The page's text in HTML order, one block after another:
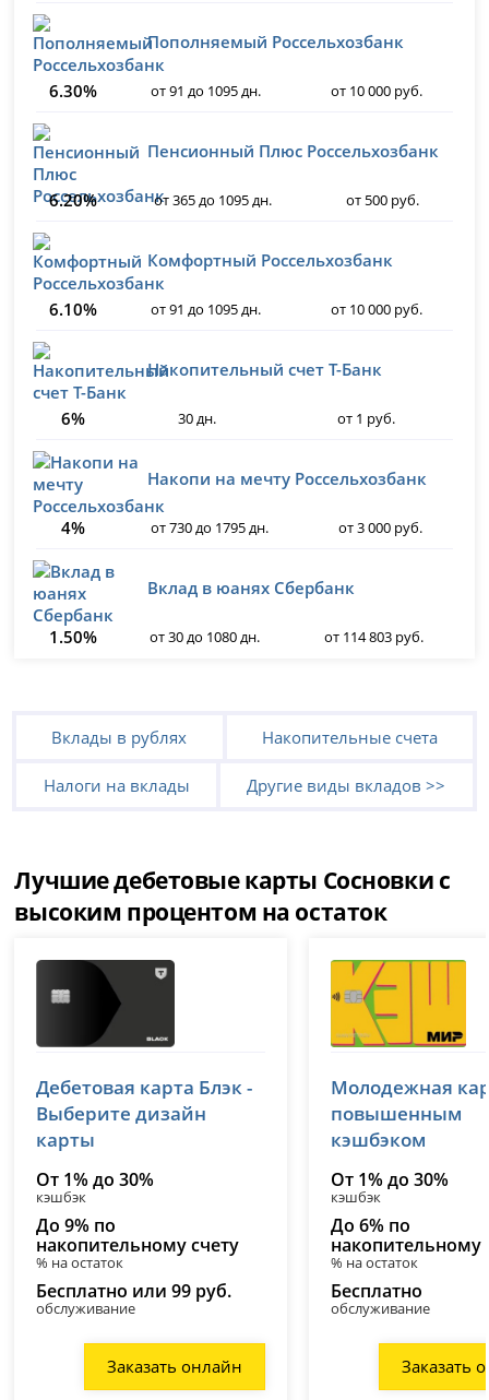
Пополняемый Россельхозбанк
6.30% от 91 до 1095 дн. от 10 000 руб.
Пенсионный Плюс Россельхозбанк
6.20% от 365 до 1095 дн. от 500 руб.
Комфортный Россельхозбанк
6.10% от 91 до 1095 дн. от 10 000 руб.
Накопительный счет Т-Банк
6% 30 дн. от 1 руб.
Накопи на мечту Россельхозбанк
4% от 730 до 1795 дн. от 3 000 руб.
Вклад в юанях Сбербанк
1.50% от 30 до 1080 дн. от 114 803 руб.
Вклады в рублях Накопительные счета
Налоги на вклады Другие виды вкладов >>
Лучшие дебетовые карты Сосновки с
высоким процентом на остаток
лицензия № 2673
Дебетовая карта Блэк -
Выберите дизайн
карты
От 1% до 30%
кэшбэк
До 9% по
накопительному счету
% на остаток
Бесплатно или 99 руб.
обслуживание
Заказать онлайн
лицензия № 2673
Молодежная
повышенным
кэшбэком
От 1% до 30%
кэшбэк
До 6% по
накопительному
% на остаток
Бесплатно
обслуживание
Заказать